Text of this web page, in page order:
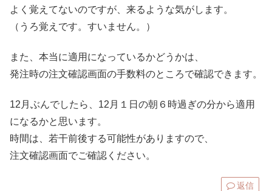
よく覚えてないのですが、来るような気がします。
（うろ覚えです。すいません。）
また、本当に適用になっているかどうかは、
発注時の注文確認画面の手数料のところで確認できます。
12月ぶんでしたら、12月１日の朝６時過ぎの分から適用
になるかと思います。
時間は、若干前後する可能性がありますので、
注文確認画面でご確認ください。
返信